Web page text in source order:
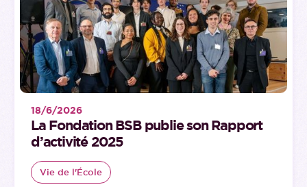
18/6/2026
La Fondation BSB publie son Rapport
d’activité 2025
Vie de l'École